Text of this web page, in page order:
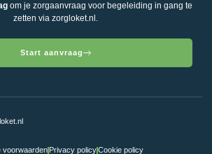
om je zorgaanvraag voor begeleiding in gang te
zetten via zorgloket.nl.
Start aanvraag
voorwaarden Privacy policyCookie policy